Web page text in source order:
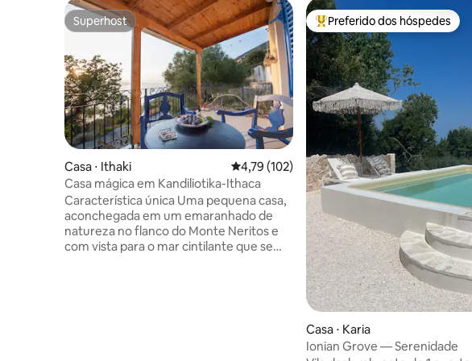
Superhost
Superhost
Casa ⋅ Ithaki 4,79 de uma avaliação média de 5, 102
4,79 (102)
Casa mágica em Kandiliotika-Ithaca
Característica única Uma pequena casa,
aconchegada em um emaranhado de
natureza no flanco do Monte Neritos e
com vista para o mar cintilante que se
Entre os melhores preferidos
Preferido dos hóspedes
Casa ⋅ Karia
Ionian Grove — Serenidade